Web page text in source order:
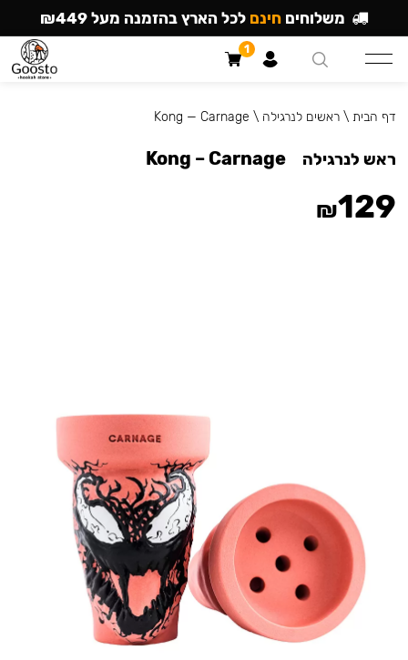
דף הבית \ראשים לנרגילה \
Kong — Carnage
ראש לנרגילה Kong – Carnage
₪129
משלוחים חינם לכל הארץ בהזמנה מעל ₪449
1